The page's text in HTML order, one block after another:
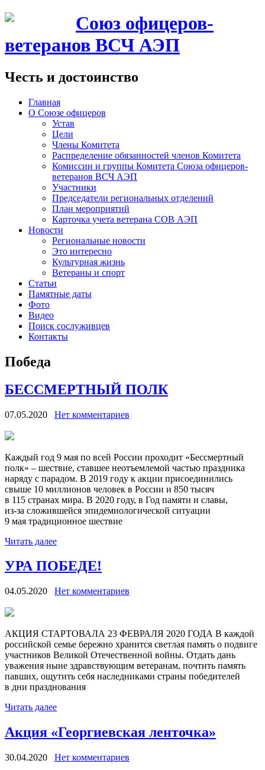
Союз офицеров-
ветеранов ВСЧ АЭП
Честь и достоинство
Главная
О Союзе офицеров
Устав
Цели
Члены Комитета
Распределение обязанностей членов Комитета
Комиссии и группы Комитета Союза офицеров-
ветеранов ВСЧ АЭП
Участники
Председатели региональных отделений
План мероприятий
Карточка учета ветерана CОВ АЭП
Новости
Региональные новости
Это интересно
Культурная жизнь
Ветераны и спорт
Статьи
Памятные даты
Фото
Видео
Поиск сослуживцев
Контакты
Победа
БЕССМЕРТНЫЙ ПОЛК
07.05.2020 Нет комментариев
Каждый год 9 мая по всей России проходит «Бессмертный
полк» – шествие, ставшее неотъемлемой частью праздника
наряду с парадом. В 2019 году к акции присоединились
свыше 10 миллионов человек в России и 850 тысяч
в 115 странах мира. В 2020 году, в Год памяти и славы,
из‑за сложившейся эпидемиологической ситуации
9 мая традиционное шествие
Читать далее
УРА ПОБЕДЕ!
04.05.2020 Нет комментариев
​АКЦИЯ СТАРТОВАЛА 23 ФЕВРАЛЯ 2020 ГОДА В каждой
российской семье бережно хранится светлая память о подвиге
участников Великой Отечественной войны. Отдать дань
уважения ныне здравствующим ветеранам, почтить память
павших, ощутить себя наследниками страны победителей
в дни празднования
Читать далее
Акция «Георгиевская ленточка»
30.04.2020 Нет комментариев